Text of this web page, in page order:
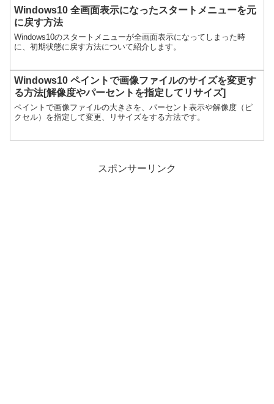
Windows10 全画面表示になったスタートメニューを元
に戻す方法
Windows10のスタートメニューが全画面表示になってしまった時
に、初期状態に戻す方法について紹介します。
Windows10 ペイントで画像ファイルのサイズを変更す
る方法[解像度やパーセントを指定してリサイズ]
ペイントで画像ファイルの大きさを、パーセント表示や解像度（ピ
クセル）を指定して変更、リサイズをする方法です。
スポンサーリンク